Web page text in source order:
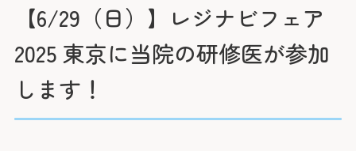
当院についてTOP
みなとの思い
みなとの医療
受診案内
診療科・センター・部門
診療科
医療関係者の方へ
【6/29（日）】レジナビフェア
2025 東京に当院の研修医が参加
します！